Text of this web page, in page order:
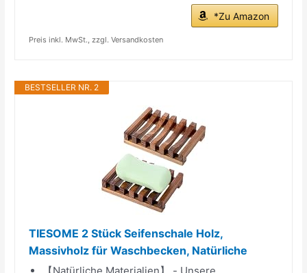
*Zu Amazon
Preis inkl. MwSt., zzgl. Versandkosten
BESTSELLER NR. 2
TIESOME 2 Stück Seifenschale Holz,
Massivholz für Waschbecken, Natürliche